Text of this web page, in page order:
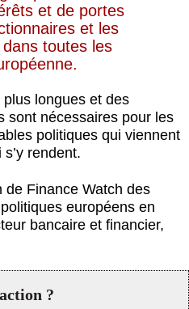
et de portes
et les
toutes les
longues et des
sont nécessaires pour les
politiques qui viennent
rendent.
de Finance Watch des
européens en
bancaire et financier,
?